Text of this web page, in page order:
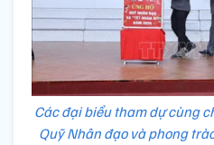
Các đại biểu tham dự cùng
Quỹ Nhân đạo và phong